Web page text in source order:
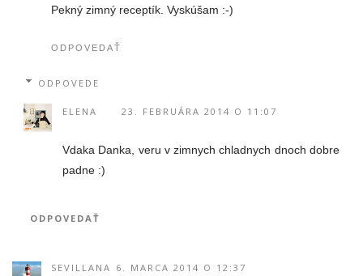
Pekný zimný receptík. Vyskúšam :-)
ODPOVEDAŤ
ODPOVEDE
ELENA 23. FEBRUÁRA 2014 O 11:07
Vdaka Danka, veru v zimnych chladnych dnoch dobre
padne :)
ODPOVEDAŤ
SEVILLANA 6. MARCA 2014 O 12:37